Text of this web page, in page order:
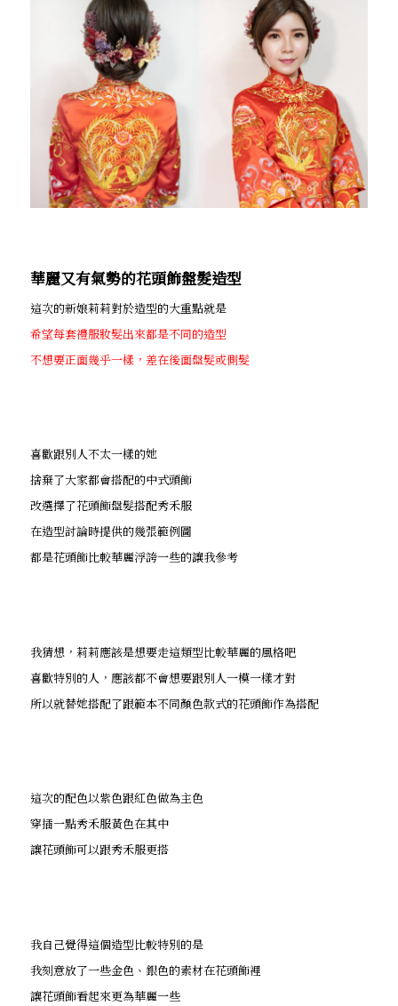
華麗又有氣勢的花頭飾盤髮造型
這次的新娘莉莉對於造型的大重點就是
希望每套禮服妝髮出來都是不同的造型
不想要正面幾乎一樣，差在後面盤髮或側髮
喜歡跟別人不太一樣的她
捨棄了大家都會搭配的中式頭飾
改選擇了花頭飾盤髮搭配秀禾服
在造型討論時提供的幾張範例圖
都是花頭飾比較華麗浮誇一些的讓我參考
我猜想，莉莉應該是想要走這類型比較華麗的風格吧
喜歡特別的人，應該都不會想要跟別人一模一樣才對
所以就替她搭配了跟範本不同顏色款式的花頭飾作為搭配
這次的配色以紫色跟紅色做為主色
穿插一點秀禾服黃色在其中
讓花頭飾可以跟秀禾服更搭
我自己覺得這個造型比較特別的是
我刻意放了一些金色、銀色的素材在花頭飾裡
讓花頭飾看起來更為華麗一些